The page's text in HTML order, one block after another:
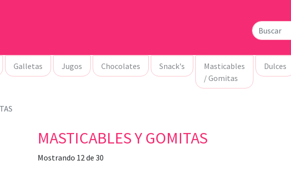
Galletas Jugos Chocolates Snack's
Masticables
/ Gomitas
Dulces
MASTICABLES Y GOMITAS
Mostrando 12 de 30